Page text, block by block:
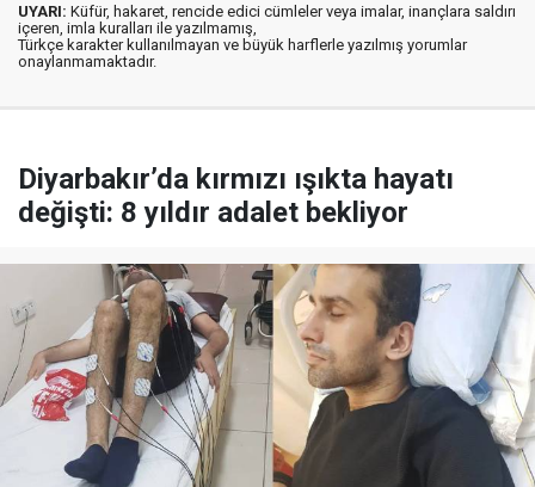
UYARI: Küfür, hakaret, rencide edici cümleler veya imalar, inançlara saldırı
içeren, imla kuralları ile yazılmamış,
Türkçe karakter kullanılmayan ve büyük harflerle yazılmış yorumlar
onaylanmamaktadır.
Diyarbakır’da kırmızı ışıkta hayatı
değişti: 8 yıldır adalet bekliyor